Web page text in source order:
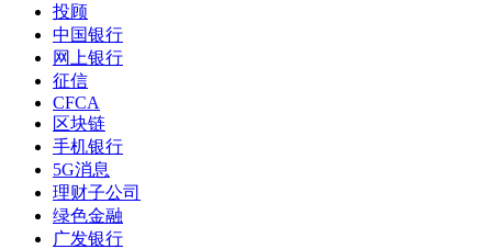
投顾
中国银行
网上银行
征信
CFCA
区块链
手机银行
5G消息
理财子公司
绿色金融
广发银行